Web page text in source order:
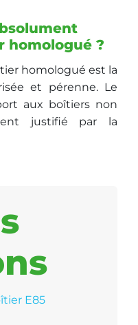
homologué ?
homologué est la
et pérenne. Le
aux boîtiers non
justifié par la
E85